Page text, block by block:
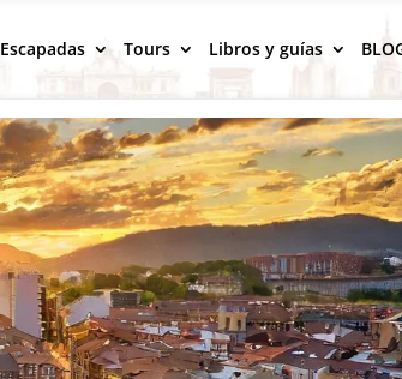
Escapadas Tours Libros y guías